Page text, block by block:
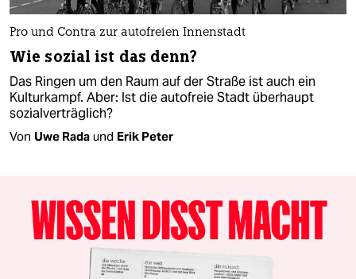
Pro und Contra zur autofreien Innenstadt
Wie sozial ist das denn?
Das Ringen um den Raum auf der Straße ist auch ein
Kulturkampf. Aber: Ist die autofreie Stadt überhaupt
sozialverträglich?
Von Uwe Rada und Erik Peter